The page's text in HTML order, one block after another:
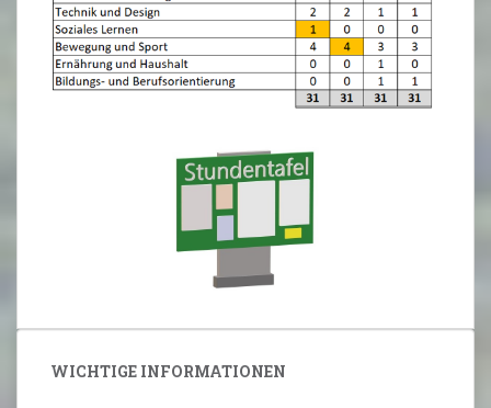
WICHTIGE INFORMATIONEN